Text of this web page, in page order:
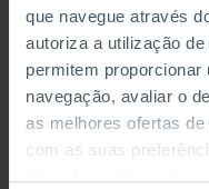
que navegue através
autoriza a utilização
permitem proporcionar
navegação, avaliar o
as melhores ofertas
com as suas
RETRATOS